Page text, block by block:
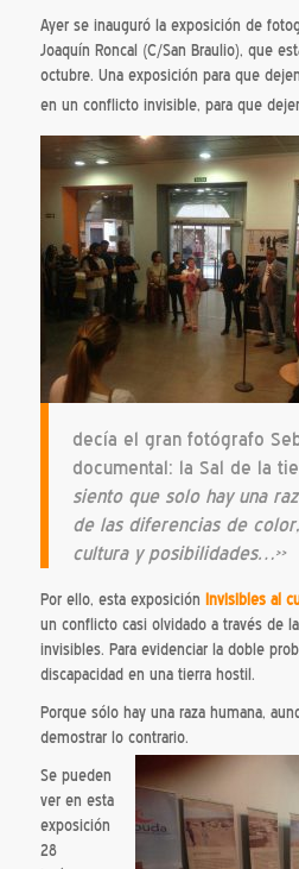
Ayer se inauguró la exposición de
Joaquín Roncal (C/San Braulio), que
octubre. Una exposición para que
en un conflicto invisible, para que
decía el gran fotógrafo
documental: la Sal de la
siento que solo hay una
de las diferencias de
cultura y posibilidades…»
Por ello, esta exposición Invisibles al
un conflicto casi olvidado a través de
invisibles. Para evidenciar la doble
discapacidad en una tierra hostil.
Porque sólo hay una raza humana,
demostrar lo contrario.
Se pueden
ver en esta
exposición
28